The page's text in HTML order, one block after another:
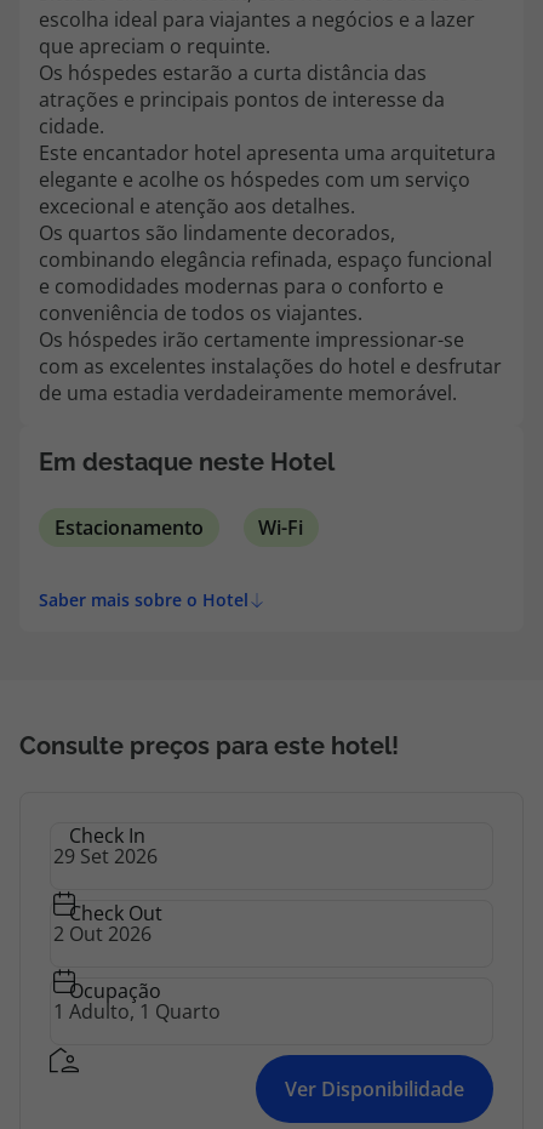
Custo de uma chamada para a rede fixa nacional.
A sua agência de viagens Top Atlântico tem a preocupação de estar
sempre mais perto de si, para maior comodidade e total facilidade
na marcação das suas viagens, tem ainda ao seu dispor o nosso call
center a funcionar todos os dias úteis das 10:00 às 20:00 e Sábado
das 10:00 às 14:00.
topatlantico@topatlantico.com
escolha ideal para viajantes a negócios e a lazer
que apreciam o requinte.
Os hóspedes estarão a curta distância das
atrações e principais pontos de interesse da
cidade.
Este encantador hotel apresenta uma arquitetura
elegante e acolhe os hóspedes com um serviço
excecional e atenção aos detalhes.
Os quartos são lindamente decorados,
combinando elegância refinada, espaço funcional
e comodidades modernas para o conforto e
conveniência de todos os viajantes.
Os hóspedes irão certamente impressionar-se
com as excelentes instalações do hotel e desfrutar
de uma estadia verdadeiramente memorável.
Em destaque neste Hotel
Estacionamento Wi-Fi
Saber mais sobre o Hotel
Consulte preços para este hotel!
Check In
Check Out
Ocupação
Ver Disponibilidade